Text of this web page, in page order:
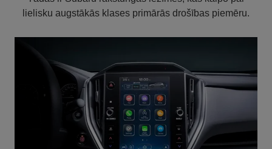
lielisku augstākās klases primārās drošības piemēru.